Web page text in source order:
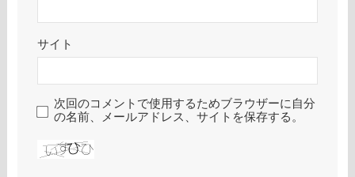
サイト
次回のコメントで使用するためブラウザーに自分
の名前、メールアドレス、サイトを保存する。